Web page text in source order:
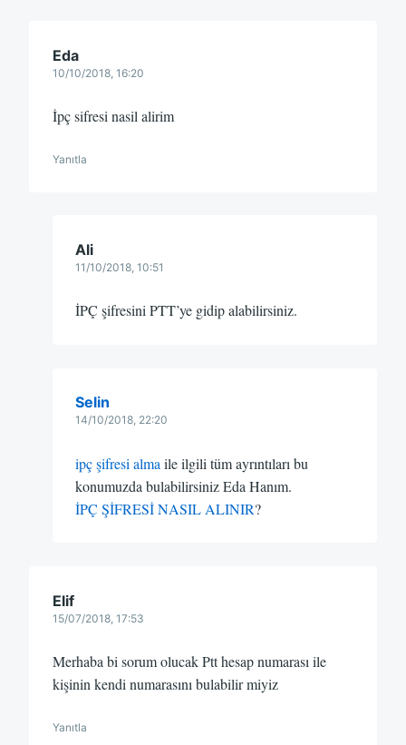
Eda
10/10/2018, 16:20
İpç sifresi nasil alirim
Yanıtla
Ali
11/10/2018, 10:51
İPÇ şifresini PTT’ye gidip alabilirsiniz.
Selin
14/10/2018, 22:20
ipç şifresi alma ile ilgili tüm ayrıntıları bu
konumuzda bulabilirsiniz Eda Hanım.
İPÇ ŞİFRESİ NASIL ALINIR?
Elif
15/07/2018, 17:53
Merhaba bi sorum olucak Ptt hesap numarası ile
kişinin kendi numarasını bulabilir miyiz
Yanıtla